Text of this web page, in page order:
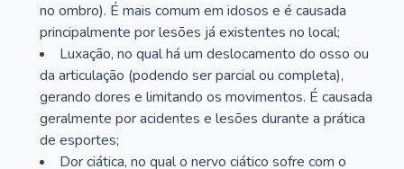
no ombro). É mais comum em idosos e é causada
principalmente por lesões já existentes no local;
Luxação, no qual há um deslocamento do osso ou
da articulação (podendo ser parcial ou completa),
gerando dores e limitando os movimentos. É causada
geralmente por acidentes e lesões durante a prática
de esportes;
Dor ciática, no qual o nervo ciático sofre com o